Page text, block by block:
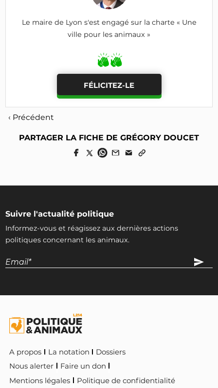
Le maire de Lyon s'est engagé sur la charte « Une
ville pour les animaux »
FÉLICITEZ-LE
‹ Précédent
PARTAGER LA FICHE DE GRÉGORY DOUCET
Suivre l'actualité politique
Informez-vous et réagissez aux dernières actions
politiques concernant les animaux.
A propos La notation
Dossiers
Nous alerter
Faire un don
Mentions légales
Politique de confidentialité